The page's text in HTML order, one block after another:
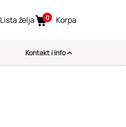
Lista želja 0 Korpa
Kontakt i info